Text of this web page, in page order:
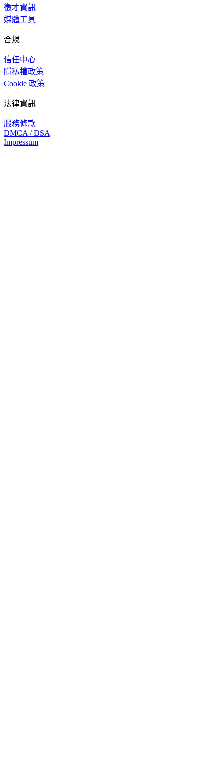
徵才資訊
媒體工具
合規
信任中心
隱私權政策
Cookie 政策
法律資訊
服務條款
DMCA / DSA
Impressum